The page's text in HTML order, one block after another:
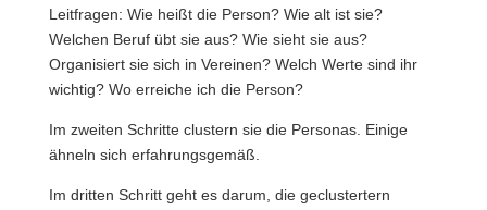
Leitfragen: Wie heißt die Person? Wie alt ist sie?
Welchen Beruf übt sie aus? Wie sieht sie aus?
Organisiert sie sich in Vereinen? Welch Werte sind ihr
wichtig? Wo erreiche ich die Person?
Im zweiten Schritte clustern sie die Personas. Einige
ähneln sich erfahrungsgemäß.
Im dritten Schritt geht es darum, die geclustertern